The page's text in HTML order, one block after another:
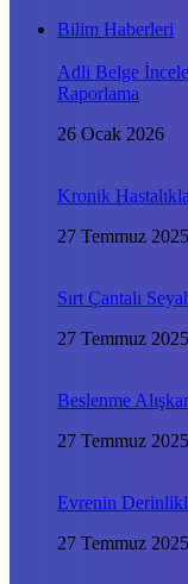
Bilim Haberleri
Adli Belge
Raporlama
26 Ocak 2026
Kronik
27 Temmuz 2025
Sırt Çantalı
27 Temmuz 2025
Beslenme
27 Temmuz 2025
Evrenin
27 Temmuz 2025